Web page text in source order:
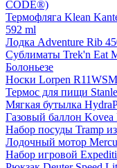
CODE®)
Термофляга Klean
592 ml
Лодка Adventure Rib
Сублиматы Trek'n Eat
Болоньезе
Носки Lorpen
Термос для пищи
Мягкая бутылка
Газовый баллон
Набор посуды Tramp
Лодочный мотор
Набор игровой